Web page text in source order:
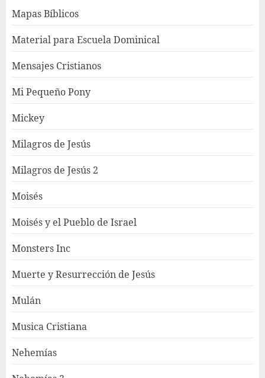
Mapas Bíblicos
Material para Escuela Dominical
Mensajes Cristianos
Mi Pequeño Pony
Mickey
Milagros de Jesús
Milagros de Jesús 2
Moisés
Moisés y el Pueblo de Israel
Monsters Inc
Muerte y Resurrección de Jesús
Mulán
Musica Cristiana
Nehemías